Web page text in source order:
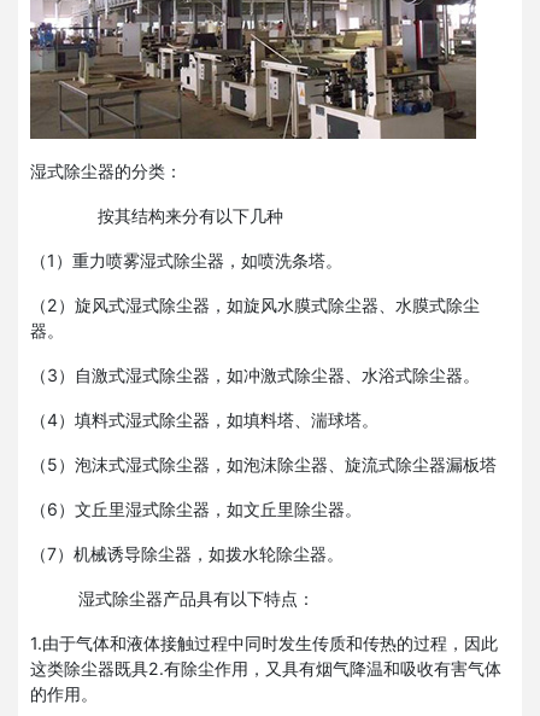
湿式除尘器的分类：
按其结构来分有以下几种
（1）重力喷雾湿式除尘器，如喷洗条塔。
（2）旋风式湿式除尘器，如旋风水膜式除尘器、水膜式除尘
器。
（3）自激式湿式除尘器，如冲激式除尘器、水浴式除尘器。
（4）填料式湿式除尘器，如填料塔、湍球塔。
（5）泡沫式湿式除尘器，如泡沫除尘器、旋流式除尘器漏板塔
（6）文丘里湿式除尘器，如文丘里除尘器。
（7）机械诱导除尘器，如拨水轮除尘器。
湿式除尘器产品具有以下特点：
1.由于气体和液体接触过程中同时发生传质和传热的过程，因此
这类除尘器既具2.有除尘作用，又具有烟气降温和吸收有害气体
的作用。